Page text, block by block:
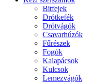
Bitfejek
Drótkefék
Drótvágók
Csavarhúzók
Fűrészek
Fogók
Kalapácsok
Kulcsok
Lemezvágók